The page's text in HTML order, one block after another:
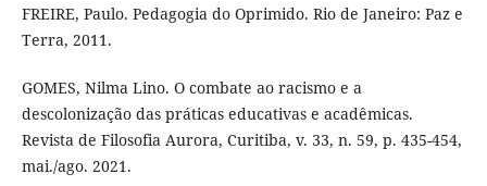
FREIRE, Paulo. Pedagogia do Oprimido. Rio de Janeiro: Paz e
Terra, 2011.
GOMES, Nilma Lino. O combate ao racismo e a
descolonização das práticas educativas e acadêmicas.
Revista de Filosofia Aurora, Curitiba, v. 33, n. 59, p. 435-454,
mai./ago. 2021.